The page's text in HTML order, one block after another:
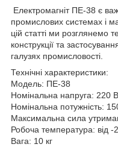
Електромагніт ПЕ-38 є
промислових системах і
цій статті ми розглянемо
конструкції та
галузях промисловості.
Технічні характеристики:
Модель: ПЕ-38
Номінальна напруга: 220 В
Номінальна потужність:
Максимальна сила
Робоча температура: від -
Вага: 10 кг